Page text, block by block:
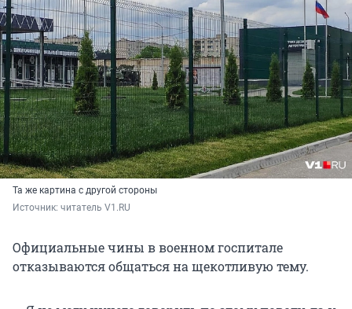
Та же картина с другой стороны
Источник: читатель V1.RU
Официальные чины в военном госпитале
отказываются общаться на щекотливую тему.